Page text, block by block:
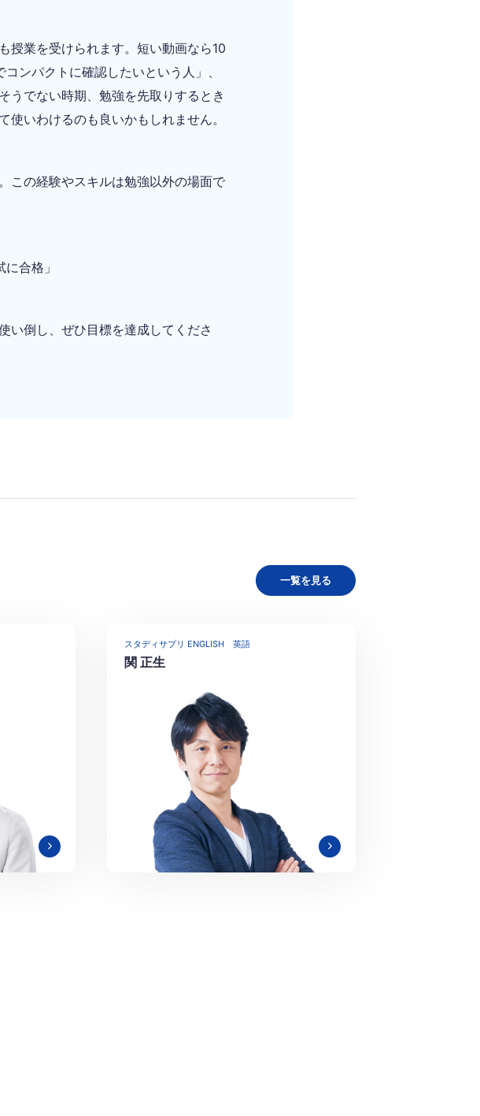
授業を受けられます。短い動画なら10
ンパクトに確認したいという人」、
うでない時期、勉強を先取りするとき
いわけるのも良いかもしれません。
この経験やスキルは勉強以外の場面で
合格」
い倒し、ぜひ目標を達成してくださ
一覧を見る
スタディサプリ ENGLISH 英語
関 正生